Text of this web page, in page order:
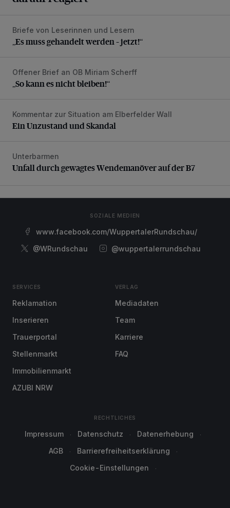
„Es muss gehandelt werden – jetzt!“
Briefe von Leserinnen und Lesern
„Es muss gehandelt werden – jetzt!“
„So kann es nicht bleiben!“
Offener Brief an OB Miriam Scherff
„So kann es nicht bleiben!“
Ein Unzustand und Skandal
Kommentar zur Situation am Elberfelder Wall
Ein Unzustand und Skandal
Unfall durch gewagtes Wendemanöver auf der B7
Unterbarmen
Unfall durch gewagtes Wendemanöver auf der B7
SOZIALE MEDIEN
www.facebook.com/WuppertalerRundschau/
@WRundschau
@wuppertalerrundschau
SERVICES
Reklamation
Inserieren
Trauerportal
Stellenmarkt
Immobilienmarkt
AZUBI NRW
VERLAG
Mediadaten
Team
Karriere
FAQ
RECHTLICHES
Impressum Datenschutz
Datenerhebung
AGB
Barrierefreiheitserklärung
Cookie-Einstellungen